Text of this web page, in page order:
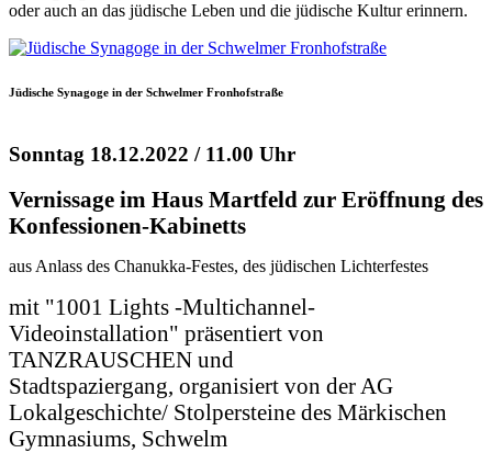
oder auch an das jüdische Leben und die jüdische Kultur erinnern.
Jüdische Synagoge in der Schwelmer Fronhofstraße
Sonntag 18.12.2022 / 11.00 Uhr
Vernissage im Haus Martfeld zur Eröffnung des
Konfessionen-Kabinetts
aus Anlass des Chanukka-Festes, des jüdischen Lichterfestes
mit "1001 Lights -Multichannel-
Videoinstallation" präsentiert von
TANZRAUSCHEN und
Stadtspaziergang, organisiert von der AG
Lokalgeschichte/ Stolpersteine des Märkischen
Gymnasiums, Schwelm